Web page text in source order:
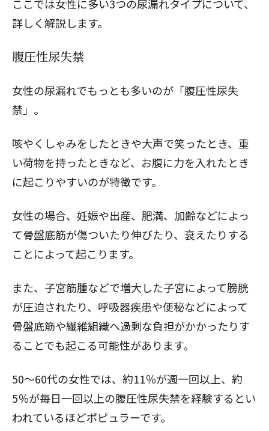
ここでは女性に多い3つの尿漏れタイプについて、
詳しく解説します。
腹圧性尿失禁
女性の尿漏れでもっとも多いのが「腹圧性尿失
禁」。
咳やくしゃみをしたときや大声で笑ったとき、重
い荷物を持ったときなど、お腹に力を入れたとき
に起こりやすいのが特徴です。
女性の場合、妊娠や出産、肥満、加齢などによっ
て骨盤底筋が傷ついたり伸びたり、衰えたりする
ことによって起こります。
また、子宮筋腫などで増大した子宮によって膀胱
が圧迫されたり、呼吸器疾患や便秘などによって
骨盤底筋や繊維組織へ過剰な負担がかかったりす
ることでも起こる可能性があります。
50〜60代の女性では、約11％が週一回以上、約
5％が毎日一回以上の腹圧性尿失禁を経験するとい
われているほどポピュラーです。